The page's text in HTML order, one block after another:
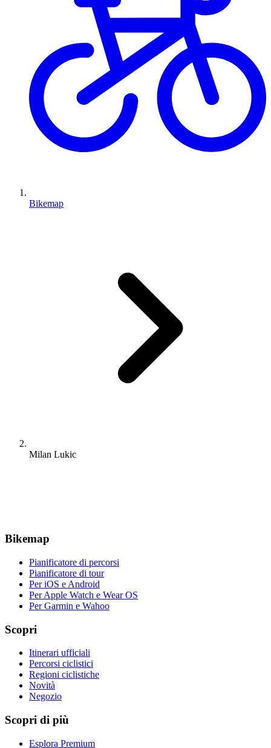
Bikemap
Milan Lukic
Bikemap
Pianificatore di percorsi
Pianificatore di tour
Per iOS e Android
Per Apple Watch e Wear OS
Per Garmin e Wahoo
Scopri
Itinerari ufficiali
Percorsi ciclistici
Regioni ciclistiche
Novità
Negozio
Scopri di più
Esplora Premium